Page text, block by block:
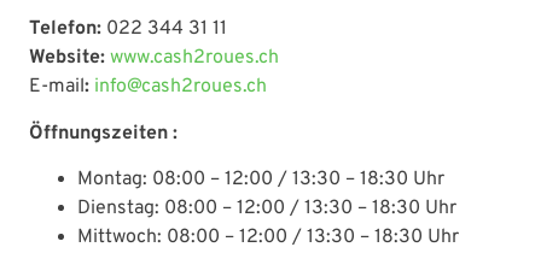
Telefon: 022 344 31 11
Website: www.cash2roues.ch
E-mail: info@cash2roues.ch
Öffnungszeiten :
Montag: 08:00 – 12:00 / 13:30 – 18:30 Uhr
Dienstag: 08:00 – 12:00 / 13:30 – 18:30 Uhr
Mittwoch: 08:00 – 12:00 / 13:30 – 18:30 Uhr